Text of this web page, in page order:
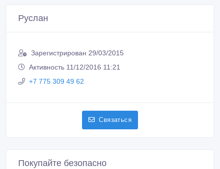
Руслан
Зарегистрирован 29/03/2015
Активность 11/12/2016 11:21
+7 775 309 49 62
Связаться
Покупайте безопасно